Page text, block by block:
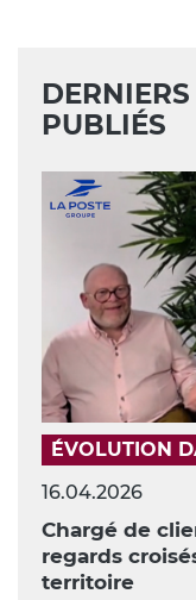
PUBLIÉS
ÉVOLUTION
16.04.2026
Chargé de
regards
territoire